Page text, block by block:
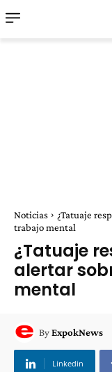
Noticias
¿Tatuaje
trabajo mental
¿Tatuaje
alertar
mental
ByExpokNews
Linkedin